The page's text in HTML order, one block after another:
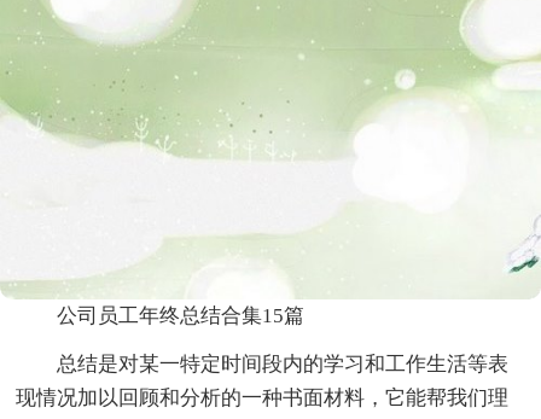
公司员工年终总结合集15篇
总结是对某一特定时间段内的学习和工作生活等表
现情况加以回顾和分析的一种书面材料，它能帮我们理